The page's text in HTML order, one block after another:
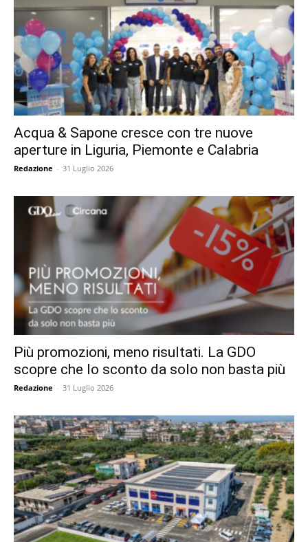
Acqua & Sapone cresce con tre nuove
aperture in Liguria, Piemonte e Calabria
Redazione - 31 Luglio 2026
Più promozioni, meno risultati. La GDO
scopre che lo sconto da solo non basta più
Redazione - 31 Luglio 2026